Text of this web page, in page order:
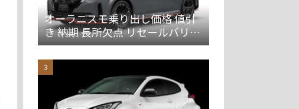
オーラニスモ乗り出し価格 値引
き 納期 長所欠点 リセールバリュ
ーを解説